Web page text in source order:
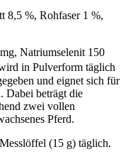
8,5 %, Rohfaser 1 %,
Natriumselenit 150
in Pulverform täglich
und eignet sich für
Dabei beträgt die
zwei vollen
Pferd.
(15 g) täglich.